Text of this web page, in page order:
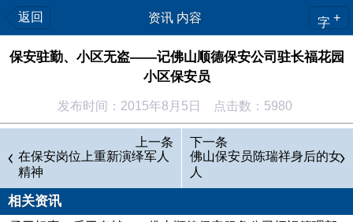
返回 资讯 内容 字 +
保安驻勤、小区无盗——记佛山顺德保安公司驻长福花园
小区保安员
发布时间：2015年8月5日 点击数：5980
住在广东省佛山市顺德区长福花园小区的居民都知道，这个
小区在顺德物业管理小区综合评定中被评为顺德居民小区物业管
理的品牌小区——无盗小区。
长福花园小区是顺德新建的一处布局规范化、经营市场化、
上一条
在保安岗位上重新演绎军人
精神
下一条
佛山保安员陈瑞祥身后的女
人
相关资讯